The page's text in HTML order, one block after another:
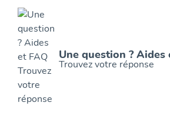
Une question ? Aides
Trouvez votre réponse